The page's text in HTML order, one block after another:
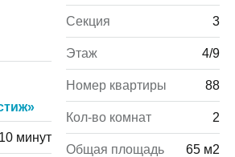
10 минут
Секция 3
Этаж 4/9
Номер квартиры 88
Кол-во комнат 2
Общая площадь 65 м2